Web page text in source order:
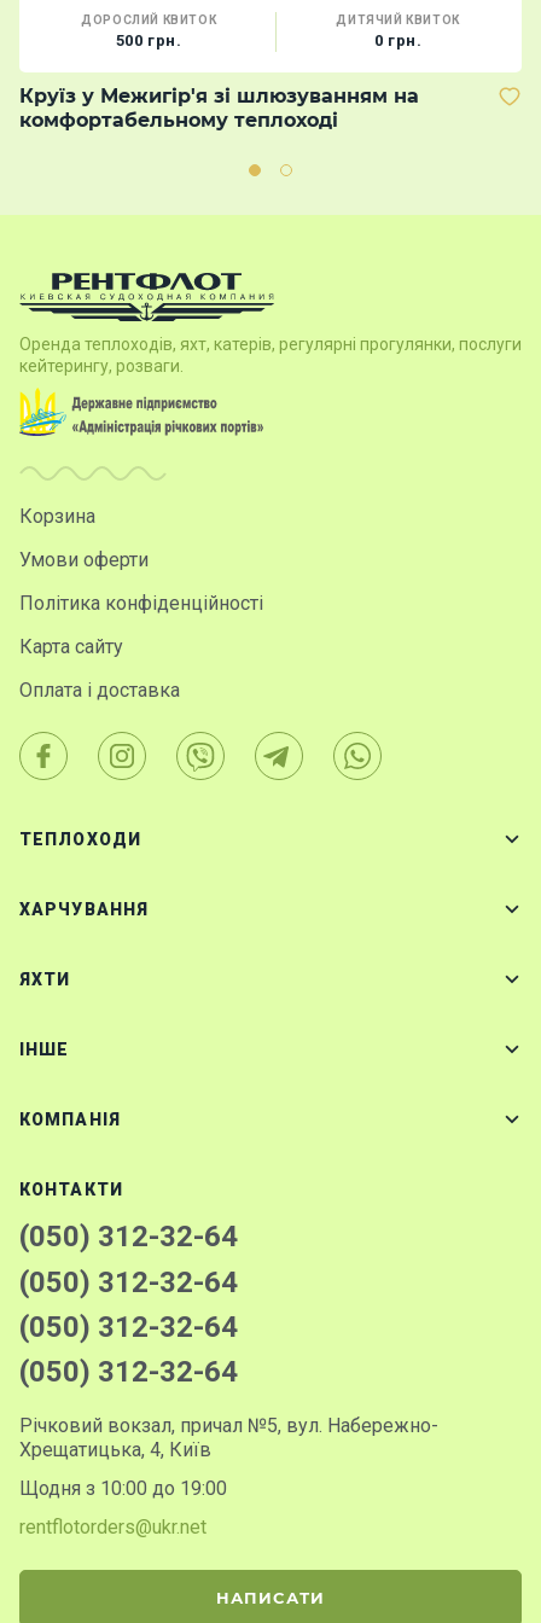
ДОРОСЛИЙ КВИТОК
500 грн.
ДИТЯЧИЙ КВИТОК
0 грн.
Круїз у Межигір'я зі шлюзуванням на
комфортабельному теплоході
Оренда теплоходів, яхт, катерів, регулярні прогулянки, послуги
кейтерингу, розваги.
Корзина
Умови оферти
Політика конфіденційності
Карта сайту
Оплата і доставка
ТЕПЛОХОДИ
ХАРЧУВАННЯ
ЯХТИ
IНШЕ
КОМПАНІЯ
КОНТАКТИ
(050) 312-32-64
(050) 312-32-64
(050) 312-32-64
(050) 312-32-64
Річковий вокзал, причал №5, вул. Набережно-
Хрещатицька, 4, Київ
Щодня з 10:00 до 19:00
rentflotorders@ukr.net
НАПИСАТИ